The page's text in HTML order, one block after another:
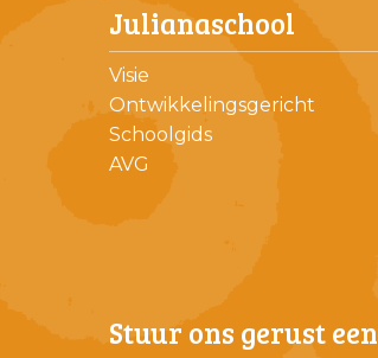
Julianaschool
Visie
Ontwikkelingsgericht
Schoolgids
AVG
Stuur ons gerust